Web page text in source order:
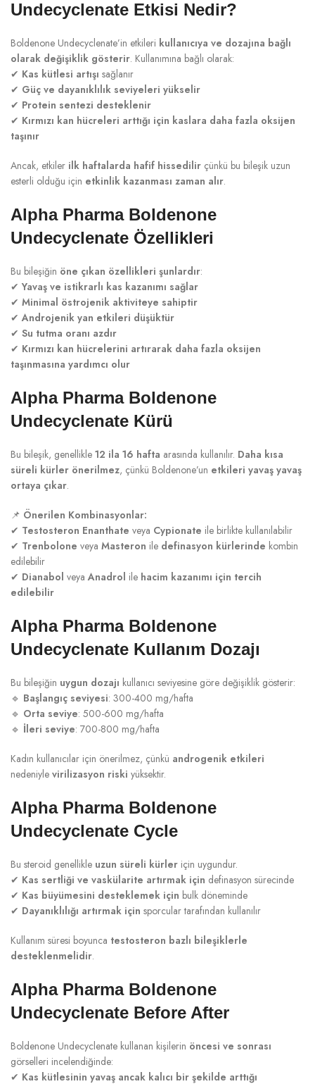
Undecyclenate Etkisi Nedir?
Boldenone Undecyclenate’in etkileri kullanıcıya ve dozajına bağlı
olarak değişiklik gösterir. Kullanımına bağlı olarak:
✔ Kas kütlesi artışı sağlanır
✔ Güç ve dayanıklılık seviyeleri yükselir
✔ Protein sentezi desteklenir
✔ Kırmızı kan hücreleri arttığı için kaslara daha fazla oksijen
taşınır
Ancak, etkiler ilk haftalarda hafif hissedilir çünkü bu bileşik uzun
esterli olduğu için etkinlik kazanması zaman alır.
Alpha Pharma Boldenone
Undecyclenate Özellikleri
Bu bileşiğin öne çıkan özellikleri şunlardır:
✔ Yavaş ve istikrarlı kas kazanımı sağlar
✔ Minimal östrojenik aktiviteye sahiptir
✔Androjenik yan etkileri düşüktür
✔ Su tutma oranı azdır
✔ Kırmızı kan hücrelerini artırarak daha fazla oksijen
taşınmasına yardımcı olur
Alpha Pharma Boldenone
Undecyclenate Kürü
Bu bileşik, genellikle 12 ila 16 hafta arasında kullanılır. Daha kısa
süreli kürler önerilmez, çünkü Boldenone’un etkileri yavaş yavaş
ortaya çıkar.
📌 Önerilen Kombinasyonlar:
✔ Testosteron Enanthate veya Cypionate ile birlikte kullanılabilir
✔ Trenbolone veya Masteron ile definasyon kürlerinde kombin
edilebilir
✔ Dianabol veyaAnadrol ile hacim kazanımı için tercih
edilebilir
Alpha Pharma Boldenone
Undecyclenate Kullanım Dozajı
Bu bileşiğin uygun dozajı kullanıcı seviyesine göre değişiklik gösterir:
🔹 Başlangıç seviyesi: 300-400 mg/hafta
🔹 Orta seviye: 500-600 mg/hafta
🔹 İleri seviye: 700-800 mg/hafta
Kadın kullanıcılar için önerilmez, çünkü androgenik etkileri
nedeniyle virilizasyon riski yüksektir.
Alpha Pharma Boldenone
Undecyclenate Cycle
Bu steroid genellikle uzun süreli kürler için uygundur.
✔ Kas sertliği ve vaskülarite artırmak için definasyon sürecinde
✔ Kas büyümesini desteklemek için bulk döneminde
✔ Dayanıklılığı artırmak için sporcular tarafından kullanılır
Kullanım süresi boyunca testosteron bazlı bileşiklerle
desteklenmelidir.
Alpha Pharma Boldenone
Undecyclenate Before After
Boldenone Undecyclenate kullanan kişilerin öncesi ve sonrası
görselleri incelendiğinde:
✔ Kas kütlesinin yavaş ancak kalıcı bir şekilde arttığı